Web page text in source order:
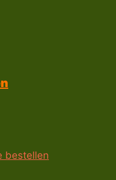
bestellen